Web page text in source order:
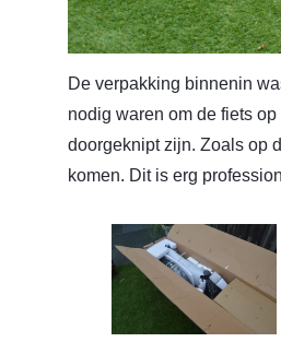
De verpakking binnenin
nodig waren om de fiets
doorgeknipt zijn. Zoals op
komen. Dit is erg